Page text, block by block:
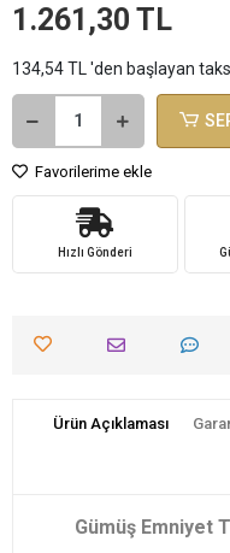
1.261,30 TL
134,54 TL 'den başlayan
Favorilerime ekle
Hızlı Gönderi
Ürün Açıklaması
Gümüş Emniyet